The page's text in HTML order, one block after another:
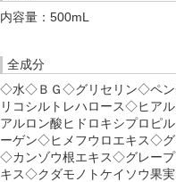
内容量：500mL
全成分
◇水◇ＢＧ◇グリセリン◇ペン
リコシルトレハロース◇ヒア
アルロン酸ヒドロキシプロピ
ーゲン◇ヒメフウロエキス◇
◇カンゾウ根エキス◇グレー
キス◇クダモノトケイソウ果